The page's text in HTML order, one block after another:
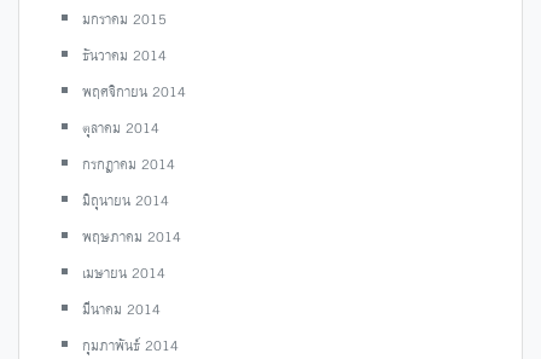
มกราคม 2015
ธันวาคม 2014
พฤศจิกายน 2014
ตุลาคม 2014
กรกฎาคม 2014
มิถุนายน 2014
พฤษภาคม 2014
เมษายน 2014
มีนาคม 2014
กุมภาพันธ์ 2014